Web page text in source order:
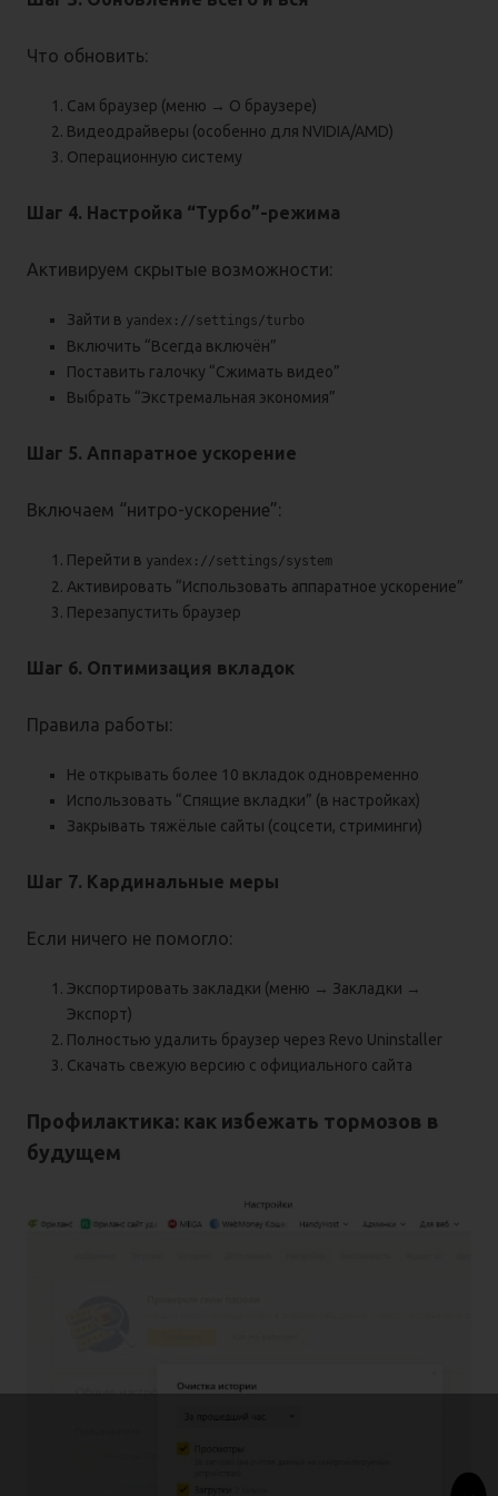
Что обновить:
Сам браузер (меню → О браузере)
Видеодрайверы (особенно для NVIDIA/AMD)
Операционную систему
Шаг 4. Настройка “Турбо”-режима
Активируем скрытые возможности:
Зайти в yandex://settings/turbo
Включить “Всегда включён”
Поставить галочку “Сжимать видео”
Выбрать “Экстремальная экономия”
Шаг 5. Аппаратное ускорение
Включаем “нитро-ускорение”:
Перейти в yandex://settings/system
Активировать “Использовать аппаратное ускорение”
Перезапустить браузер
Шаг 6. Оптимизация вкладок
Правила работы:
Не открывать более 10 вкладок одновременно
Использовать “Спящие вкладки” (в настройках)
Закрывать тяжёлые сайты (соцсети, стриминги)
Шаг 7. Кардинальные меры
Если ничего не помогло:
Экспортировать закладки (меню → Закладки →
Экспорт)
Полностью удалить браузер через Revo Uninstaller
Скачать свежую версию с официального сайта
Профилактика: как избежать тормозов в
будущем